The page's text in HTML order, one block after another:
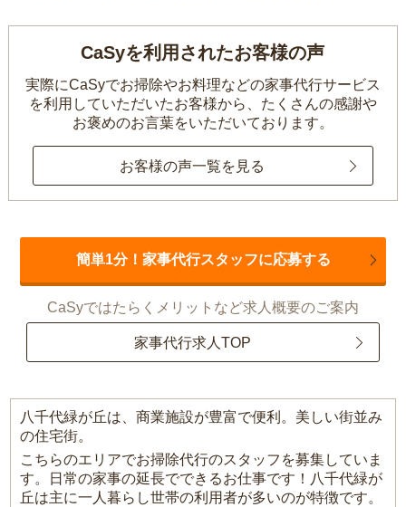
CaSyを利用されたお客様の声
実際にCaSyでお掃除やお料理などの家事代行サービス
を利用していただいたお客様から、 たくさんの感謝や
お褒めのお言葉をいただいております。
お客様の声一覧を見る
簡単1分！家事代行スタッフに応募する
CaSyではたらくメリットなど求人概要のご案内
家事代行求人TOP
八千代緑が丘は、商業施設が豊富で便利。美しい街並み
の住宅街。
こちらのエリアでお掃除代行のスタッフを募集していま
す。日常の家事の延長でできるお仕事です！八千代緑が
丘は主に一人暮らし世帯の利用者が多いのが特徴です。